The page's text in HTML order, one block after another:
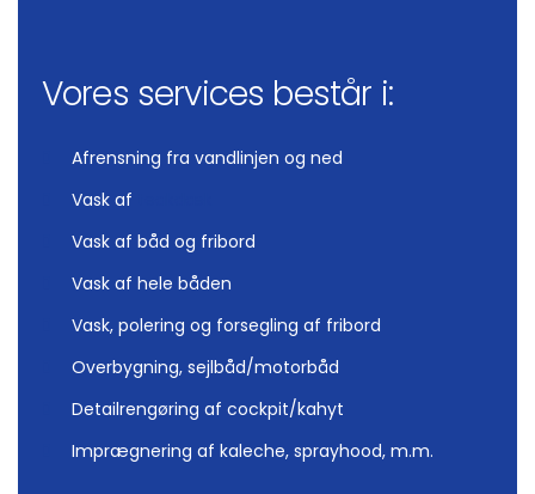
Vores services består i:
Afrensning fra vandlinjen og ned
Vask af
Vask af båd og fribord
Vask af hele båden
Vask, polering og forsegling af fribord
Overbygning, sejlbåd/motorbåd
Detailrengøring af cockpit/kahyt
Imprægnering af kaleche, sprayhood, m.m.